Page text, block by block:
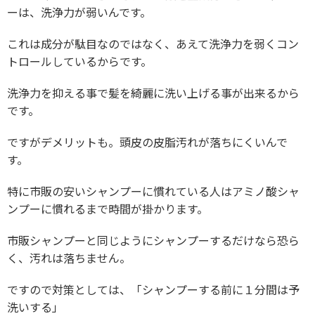
ーは、洗浄力が弱いんです。
これは成分が駄目なのではなく、あえて洗浄力を弱くコン
トロールしているからです。
洗浄力を抑える事で髪を綺麗に洗い上げる事が出来るから
です。
ですがデメリットも。頭皮の皮脂汚れが落ちにくいんで
す。
特に市販の安いシャンプーに慣れている人はアミノ酸シャ
ンプーに慣れるまで時間が掛かります。
市販シャンプーと同じようにシャンプーするだけなら恐ら
く、汚れは落ちません。
ですので対策としては、「シャンプーする前に１分間は予
洗いする」